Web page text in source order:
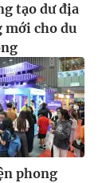
tạo dư địa
cho du
phong